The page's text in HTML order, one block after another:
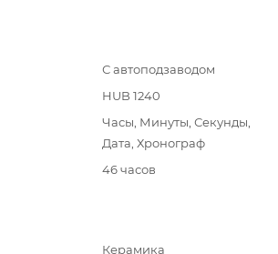
С автоподзаводом
HUB 1240
Часы, Минуты, Секунды,
Дата, Хронограф
46 часов
Керамика